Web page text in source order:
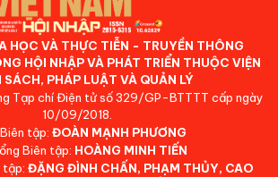
HỌC VÀ THỰC TIỄN - TRUYỀN THÔNG
HỘI NHẬP VÀ PHÁT TRIỂN THUỘC VIỆN
SÁCH, PHÁP LUẬT VÀ QUẢN LÝ
Tạp chí Điện tử số 329/GP-BTTTT cấp ngày
10/09/2018.
tập: ĐOÀN MẠNH PHƯƠNG
Biên tập: HOÀNG MINH TIẾN
tập: ĐẶNG ĐÌNH CHẤN, PHẠM THỦY, CAO